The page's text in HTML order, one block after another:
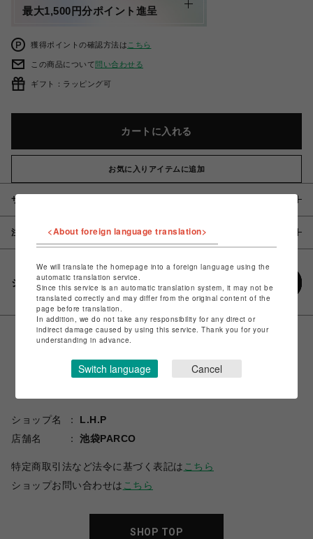
最大1,500円分ポイント進呈
獲得ポイントの確認方法は こちら
この商品について問い合わせる
ギフト：ラッピング可
カートに入れる
お気に入りアイテムに追加
サイズ
注意事項
シェアする
ショップ名
L.H.P
店舗名
池袋PARCO
特定商取引法など法令に基づく表記は こちら
ショップお問い合わせは こちら
SHOP TOP
<About foreign language translation>
We will translate the homepage into a foreign language using the
automatic translation service.
Since this service is an automatic translation system, it may not be
translated correctly and may differ from the original content of the
page before translation.
In addition, we do not take any responsibility for any direct or
indirect damage caused by using this service. Thank you for your
understanding in advance.
Switch language Cancel